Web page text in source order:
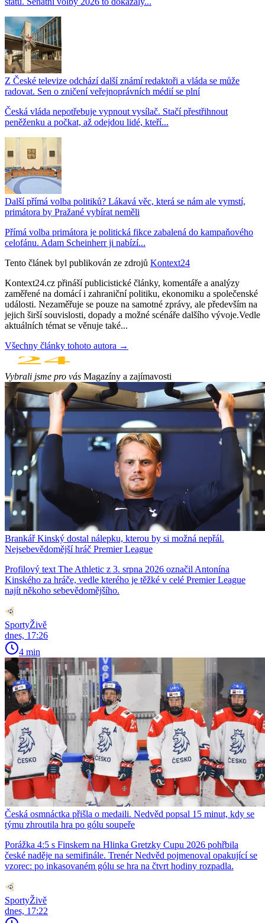
Z České televize odchází další známí redaktoři a vláda se může
radovat. Sen o zničení veřejnoprávních médií se plní
Česká vláda nepotřebuje vypnout vysílač. Stačí přestřihnout
peněženku a počkat, až odejdou lidé, kteří...
Další přímá volba politiků? Lákavá věc, která se nám ale vymstí,
primátora by Pražané vybírat neměli
Přímá volba primátora je politická fikce zabalená do kampaňového
celofánu. Adam Scheinherr ji nabízí...
Tento článek byl publikován ze zdrojů Kontext24
Kontext24.cz přináší publicistické články, komentáře a analýzy
zaměřené na domácí i zahraniční politiku, ekonomiku a společenské
události. Nezaměřuje se pouze na samotné zprávy, ale především na
jejich širší souvislosti, dopady a možné scénáře dalšího vývoje.Vedle
aktuálních témat se věnuje také...
Všechny články tohoto autora →
Vybrali jsme pro vás Magazíny a zajímavosti
Brankář Kinský dostal nálepku, kterou by si možná nepřál.
Nejsebevědomější hráč Premier League
Profilový text The Athletic z 3. srpna 2026 označil Antonína
Kinského za hráče, vedle kterého je těžké v celé Premier League
najít někoho sebevědomějšího.
SportyŽivě
dnes, 17:26
4 min
Česká osmnáctka přišla o medaili. Nedvěd popsal 15 minut, kdy se
týmu zhroutila hra po gólu soupeře
Porážka 4:5 s Finskem na Hlinka Gretzky Cupu 2026 pohřbila
české naděje na semifinále. Trenér Nedvěd pojmenoval opakující se
vzorec: po inkasovaném gólu se hra na čtvrt hodiny rozpadla.
SportyŽivě
dnes, 17:22